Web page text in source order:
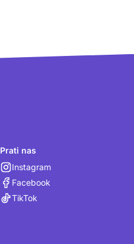
Prati nas
Instagram
Facebook
TikTok